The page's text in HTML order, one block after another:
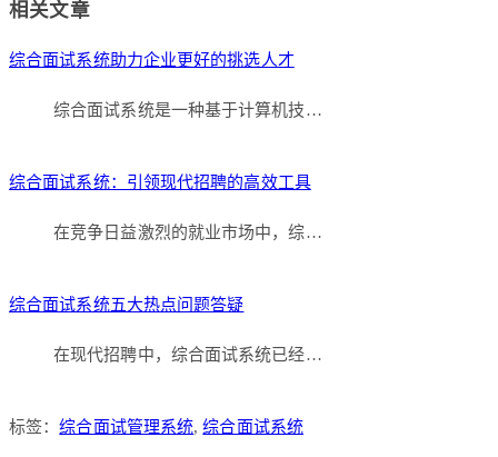
相关文章
综合面试系统助力企业更好的挑选人才
综合面试系统是一种基于计算机技…
综合面试系统：引领现代招聘的高效工具
在竞争日益激烈的就业市场中，综…
综合面试系统五大热点问题答疑
在现代招聘中，综合面试系统已经…
标签：综合面试管理系统,综合面试系统